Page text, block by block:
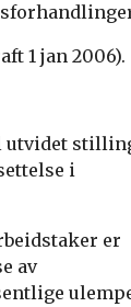
1 jan 2006).
utvidet
i
er
av